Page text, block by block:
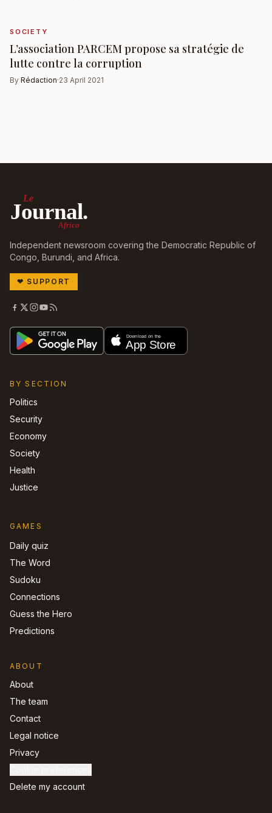
SOCIETY
L’association PARCEM propose sa stratégie de
lutte contre la corruption
By Rédaction·23 April 2021
Le
Journal.
Africa
Independent newsroom covering the Democratic Republic of
Congo, Burundi, and Africa.
❤ SUPPORT
BY SECTION
Politics
Security
Economy
Society
Health
Justice
GAMES
Daily quiz
The Word
Sudoku
Connections
Guess the Hero
Predictions
ABOUT
About
The team
Contact
Legal notice
Privacy
Delete my account